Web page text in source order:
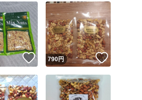
いいね！
790円